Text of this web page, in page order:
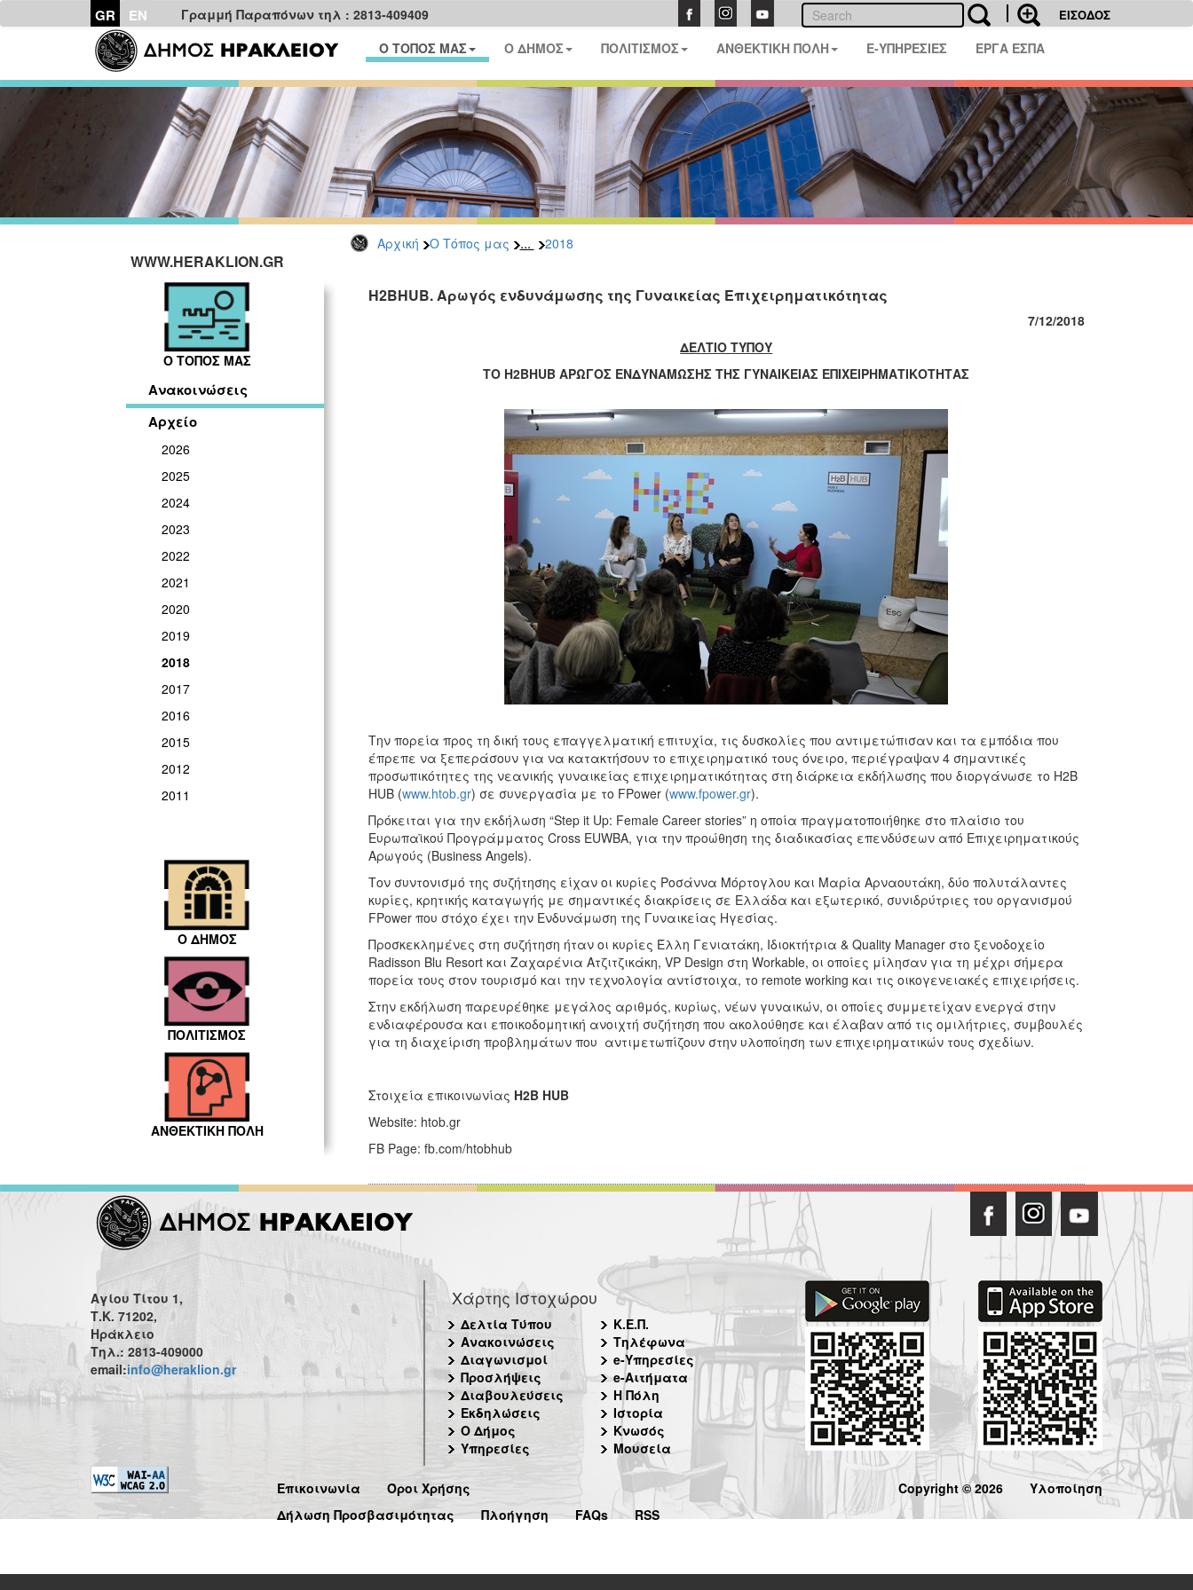
GR EN Γραμμή Παραπόνων τηλ : 2813-409409 ΕΙΣΟΔΟΣ
Ο ΤΟΠΟΣ ΜΑΣ Ο ΔΗΜΟΣ ΠΟΛΙΤΙΣΜΟΣ ΑΝΘΕΚΤΙΚΗ ΠΟΛΗ E-ΥΠΗΡΕΣΙΕΣ ΕΡΓΑ ΕΣΠΑ
Αρχική Ο Τόπος μας ... 2018
WWW.HERAKLION.GR
Ο ΤΟΠΟΣ ΜΑΣ
Ανακοινώσεις
Αρχείο
2026
2025
2024
2023
2022
2021
2020
2019
2018
2017
2016
2015
2012
2011
Ο ΔΗΜΟΣ
ΠΟΛΙΤΙΣΜΟΣ
ΑΝΘΕΚΤΙΚΗ ΠΟΛΗ
H2BHUB. Aρωγός ενδυνάμωσης της Γυναικείας Επιχειρηματικότητας
7/12/2018
ΔΕΛΤΙΟ ΤΥΠΟΥ
ΤΟ H2BHUB ΑΡΩΓΟΣ ΕΝΔΥΝΑΜΩΣΗΣ ΤΗΣ ΓΥΝΑΙΚΕΙΑΣ ΕΠΙΧΕΙΡΗΜΑΤΙΚΟΤΗΤΑΣ
Την πορεία προς τη δική τους επαγγελματική επιτυχία, τις δυσκολίες που αντιμετώπισαν και τα εμπόδια που
έπρεπε να ξεπεράσουν για να κατακτήσουν το επιχειρηματικό τους όνειρο, περιέγραψαν 4 σημαντικές
προσωπικότητες της νεανικής γυναικείας επιχειρηματικότητας στη διάρκεια εκδήλωσης που διοργάνωσε το H2B
HUB (www.htob.gr) σε συνεργασία με το FPower (www.fpower.gr).
Πρόκειται για την εκδήλωση “Step it Up: Female Career stories” η οποία πραγματοποιήθηκε στο πλαίσιο του
Ευρωπαϊκού Προγράμματος Cross EUWBA, για την προώθηση της διαδικασίας επενδύσεων από Επιχειρηματικούς
Αρωγούς (Business Angels).
Τον συντονισμό της συζήτησης είχαν οι κυρίες Ροσάννα Μόρτογλου και Μαρία Αρναουτάκη, δύο πολυτάλαντες
κυρίες, κρητικής καταγωγής με σημαντικές διακρίσεις σε Ελλάδα και εξωτερικό, συνιδρύτριες του οργανισμού
FPower που στόχο έχει την Ενδυνάμωση της Γυναικείας Ηγεσίας.
Προσκεκλημένες στη συζήτηση ήταν οι κυρίες Έλλη Γενιατάκη, Ιδιοκτήτρια & Quality Manager στο ξενοδοχείο
Radisson Blu Resort και Ζαχαρένια Ατζιτζικάκη, VP Design στη Workable, οι οποίες μίλησαν για τη μέχρι σήμερα
πορεία τους στον τουρισμό και την τεχνολογία αντίστοιχα, το remote working και τις οικογενειακές επιχειρήσεις.
Στην εκδήλωση παρευρέθηκε μεγάλος αριθμός, κυρίως, νέων γυναικών, οι οποίες συμμετείχαν ενεργά στην
ενδιαφέρουσα και εποικοδομητική ανοιχτή συζήτηση που ακολούθησε και έλαβαν από τις ομιλήτριες, συμβουλές
για τη διαχείριση προβλημάτων που αντιμετωπίζουν στην υλοποίηση των επιχειρηματικών τους σχεδίων.
Στοιχεία επικοινωνίας H2B HUB
Website: htob.gr
FB Page: fb.com/htobhub
Αγίου Τίτου 1,
Τ.Κ. 71202,
Ηράκλειο
Τηλ.: 2813-409000
email:info@heraklion.gr
Χάρτης Ιστοχώρου
Δελτία Τύπου
Ανακοινώσεις
Διαγωνισμοί
Προσλήψεις
Διαβουλεύσεις
Εκδηλώσεις
Ο Δήμος
Υπηρεσίες
Κ.Ε.Π.
Τηλέφωνα
e-Υπηρεσίες
e-Αιτήματα
Η Πόλη
Ιστορία
Κνωσός
Μουσεία
Επικοινωνία
Όροι Χρήσης
Δήλωση Προσβασιμότητας
Πλοήγηση FAQs RSS
Copyright © 2026 Υλοποίηση